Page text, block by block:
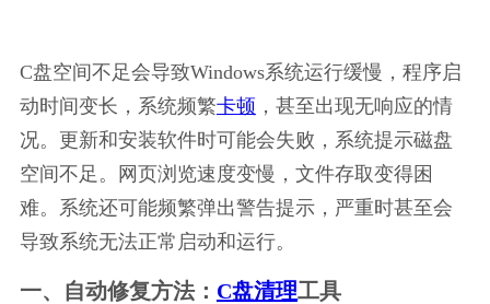
C盘空间不足会导致Windows系统运行缓慢，程序启
动时间变长，系统频繁卡顿 ，甚至出现无响应的情
况。更新和安装软件时可能会失败，系统提示磁盘
空间不足。网页浏览速度变慢，文件存取变得困
难。系统还可能频繁弹出警告提示，严重时甚至会
导致系统无法正常启动和运行。
一、自动修复方法： C盘清理工具